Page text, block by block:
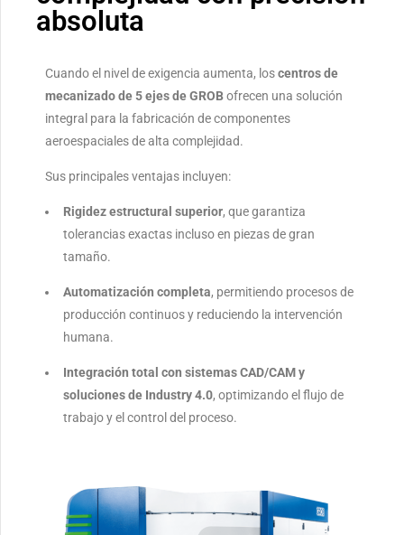
absoluta
Cuando el nivel de exigencia aumenta, loscentros de
mecanizado de 5 ejes de GROBofrecen una solución
integral para la fabricación de componentes
aeroespaciales de alta complejidad.
Sus principales ventajas incluyen:
Rigidez estructural superior, que garantiza
tolerancias exactas incluso en piezas de gran
tamaño.
Automatización completa, permitiendo procesos de
producción continuos y reduciendo la intervención
humana.
Integración total con sistemas CAD/CAM y
soluciones de Industry 4.0, optimizando el flujo de
trabajo y el control del proceso.